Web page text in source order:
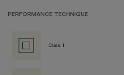
PERFORMANCE TECHNIQUE
Class II